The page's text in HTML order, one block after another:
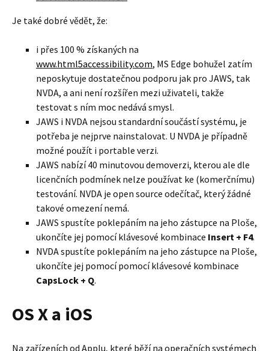
Je také dobré vědět, že:
i přes 100 % získaných na
www.html5accessibility.com, MS Edge bohužel zatím
neposkytuje dostatečnou podporu jak pro JAWS, tak
NVDA, a ani není rozšířen mezi uživateli, takže
testovat s ním moc nedává smysl.
JAWS i NVDA nejsou standardní součástí systému, je
potřeba je nejprve nainstalovat. U NVDA je případně
možné použít i portable verzi.
JAWS nabízí 40 minutovou demoverzi, kterou ale dle
licenčních podmínek nelze používat ke (komerčnímu)
testování. NVDA je open source odečítač, který žádné
takové omezení nemá.
JAWS spustíte poklepáním na jeho zástupce na Ploše,
ukončíte jej pomocí klávesové kombinace Insert + F4.
NVDA spustíte poklepáním na jeho zástupce na Ploše,
ukončíte jej pomocí pomocí klávesové kombinace
CapsLock + Q.
OS X a iOS
Na zařízeních od Applu, které běží na operačních systémech